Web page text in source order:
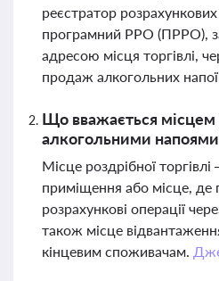
реєстратор
програмний РРО (ПРРО),
адресою місця торгівлі,
продаж алкогольних
Що вважається місцем
алкогольними
Місце роздрібної
приміщення або місце, де
розрахункові операції
також місце
кінцевим споживачам.